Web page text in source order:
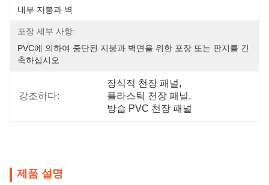
내부 지붕과 벽
포장 세부 사항:
PVC에 의하여 중단된 지붕과 벽면을 위한 포장 또는 판지를 긴
축하십시오
강조하다:
장식적 천장 패널,
플라스틱 천장 패널,
방습 PVC 천장 패널
제품 설명